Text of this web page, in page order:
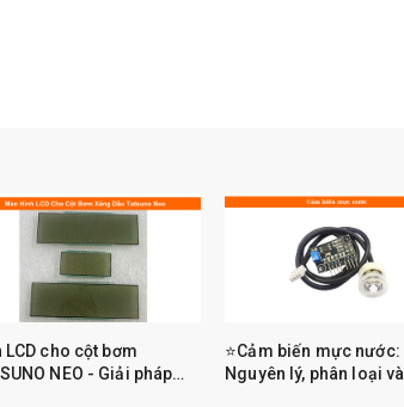
LCD cho cột bơm
NEO - Giải pháp
⭐Cảm biến mực nước:
Nguyên lý, phân loại và